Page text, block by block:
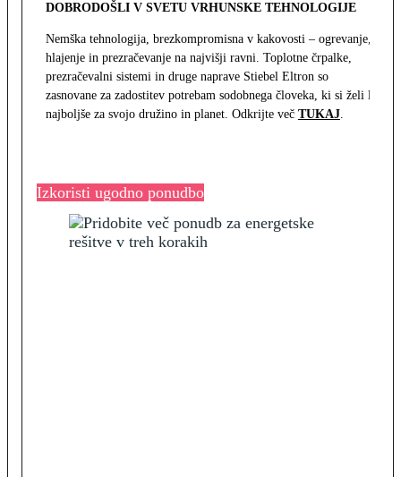
DOBRODOŠLI V SVETU VRHUNSKE TEHNOLOGIJE
Nemška tehnologija, brezkompromisna v kakovosti – ogrevanje,
hlajenje in prezračevanje na najvišji ravni. Toplotne črpalke,
prezračevalni sistemi in druge naprave Stiebel Eltron so
zasnovane za zadostitev potrebam sodobnega človeka, ki si želi le
najboljše za svojo družino in planet. Odkrijte več TUKAJ.
Izkoristi ugodno ponudbo